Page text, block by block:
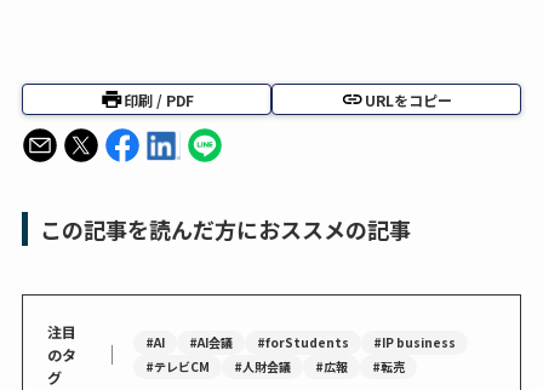
印刷 / PDF URLをコピー
この記事を読んだ方におススメの記事
注目
のタ
グ
｜ #AI #AI会議 #forStudents
#IP business
#テレビCM
#人財会議 #広報 #転売